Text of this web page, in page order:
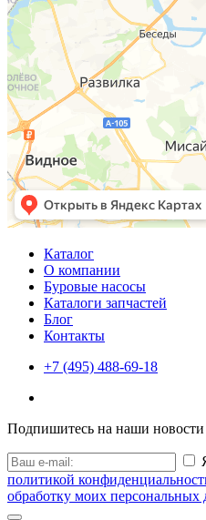
Каталог
О компании
Буровые насосы
Каталоги запчастей
Блог
Контакты
+7 (495) 488-69-18
Подпишитесь на наши
политикой
обработку моих персональных